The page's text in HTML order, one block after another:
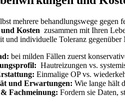
mehrere behandlungswege​
Kosten
zusammen mit Ihren
und individuelle Toleranz
bei milden Fällen zuerst
Hautreizungen vs.
Einmalige OP vs.
und Erwartungen: Wie lange hält
& ​Fachmeinung: Fordern sie Daten,